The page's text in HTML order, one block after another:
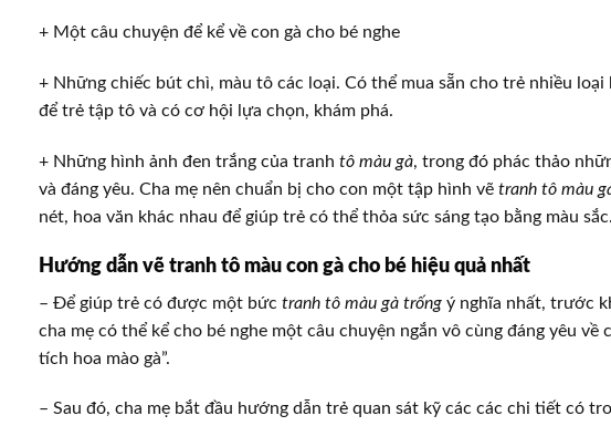
+ Một câu chuyện để kể về con gà cho bé nghe
+ Những chiếc bút chì, màu tô các loại. Có thể mua sẵn cho trẻ nhiều loại
để trẻ tập tô và có cơ hội lựa chọn, khám phá.
+ Những hình ảnh đen trắng của tranh tô màu gà, trong đó phác thảo
và đáng yêu. Cha mẹ nên chuẩn bị cho con một tập hình vẽ tranh tô màu
nét, hoa văn khác nhau để giúp trẻ có thể thỏa sức sáng tạo bằng màu sắc.
Hướng dẫn vẽ tranh tô màu con gà cho bé hiệu quả nhất
– Để giúp trẻ có được một bức tranh tô màu gà trống ý nghĩa nhất, trước
cha mẹ có thể kể cho bé nghe một câu chuyện ngắn vô cùng đáng yêu về
tích hoa mào gà”.
– Sau đó, cha mẹ bắt đầu hướng dẫn trẻ quan sát kỹ các các chi tiết có